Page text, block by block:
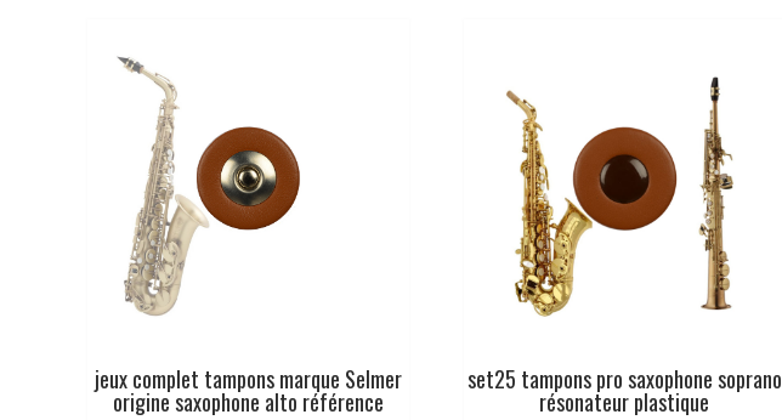
jeux complet tampons marque Selmer
origine saxophone alto référence
set25 tampons pro saxophone soprano
résonateur plastique